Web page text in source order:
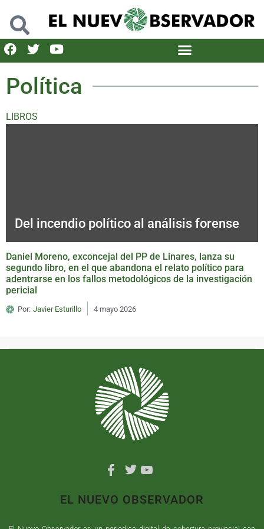
Política
LIBROS
Del incendio político al análisis forense
Daniel Moreno, exconcejal del PP de Linares, lanza su
segundo libro, en el que abandona el relato político para
adentrarse en los fallos metodológicos de la investigación
pericial
Por: Javier Esturillo 4 mayo 2026
EL NUEVO OBSERVADOR